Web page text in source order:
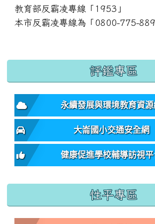
教育部反霸凌專線「1953」
本市反霸凌專線為「0800-775-889
:::
評鑑專區
永續發展與環境教育資源
大崙國小交通安全網
健康促進學校輔導訪視
性平專區